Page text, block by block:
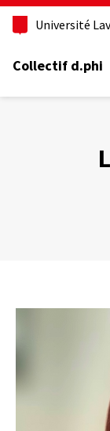
Aller
principal
Université
Collectif d.phi